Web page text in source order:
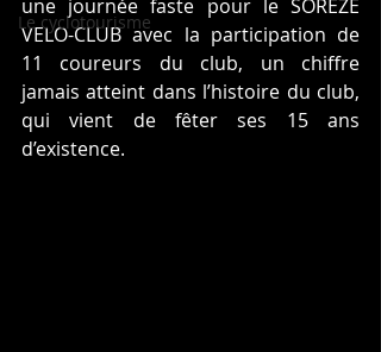
Le cyclotourisme
une journée faste pour le SOREZE
VELO-CLUB avec la participation de
11 coureurs du club, un chiffre
jamais atteint dans l’histoire du club,
qui vient de fêter ses 15 ans
d’existence.